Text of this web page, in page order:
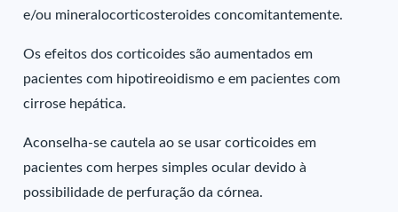
e/ou mineralocorticosteroides concomitantemente.
Os efeitos dos corticoides são aumentados em
pacientes com hipotireoidismo e em pacientes com
cirrose hepática.
Aconselha-se cautela ao se usar corticoides em
pacientes com herpes simples ocular devido à
possibilidade de perfuração da córnea.